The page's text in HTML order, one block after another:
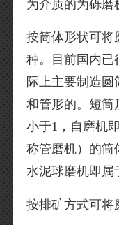
为介质的为砾磨
按筒体形状可将
种。目前国内已
际上主要制造
和管形的。短筒
小于1，自磨机
称管磨机）的筒
水泥球磨机即属
按排矿方式可将